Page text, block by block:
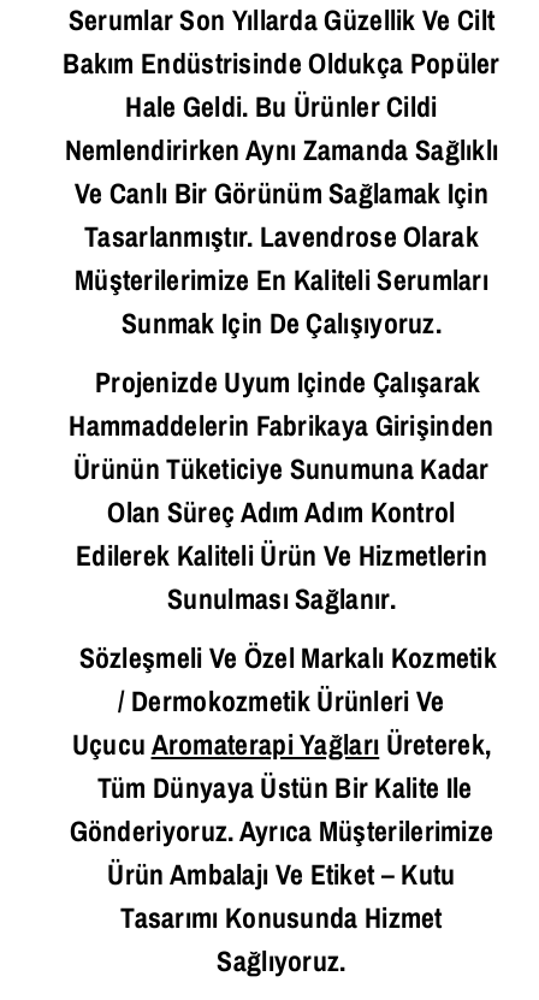
Serumlar Son Yıllarda Güzellik Ve Cilt
Bakım Endüstrisinde Oldukça Popüler
Hale Geldi. Bu Ürünler Cildi
Nemlendirirken Aynı Zamanda Sağlıklı
Ve Canlı Bir Görünüm Sağlamak Için
Tasarlanmıştır. Lavendrose Olarak
Müşterilerimize En Kaliteli Serumları
Sunmak Için De Çalışıyoruz.
Projenizde Uyum Içinde Çalışarak
Hammaddelerin Fabrikaya Girişinden
Ürünün Tüketiciye Sunumuna Kadar
Olan Süreç Adım Adım Kontrol
Edilerek Kaliteli Ürün Ve Hizmetlerin
Sunulması Sağlanır.
Sözleşmeli Ve Özel Markalı Kozmetik
/ Dermokozmetik Ürünleri Ve
UçucuAromaterapi Yağları Üreterek,
Tüm Dünyaya Üstün Bir Kalite Ile
Gönderiyoruz. Ayrıca Müşterilerimize
Ürün Ambalajı Ve Etiket – Kutu
Tasarımı Konusunda Hizmet
Sağlıyoruz.